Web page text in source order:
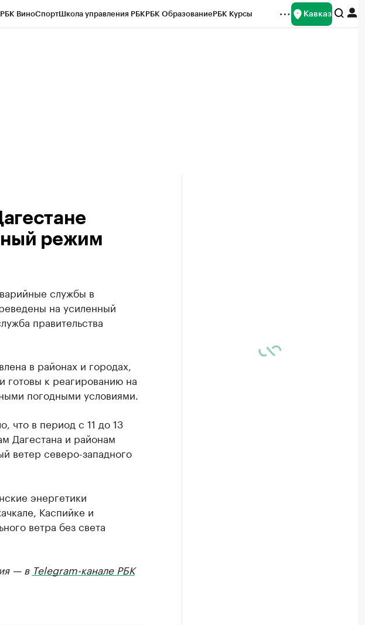
РБК ВиноСпортШкола управления РБКРБК ОбразованиеРБК Курсы Кавказ
режим
службы в
на усиленный
правительства
в районах и городах,
готовы к реагированию на
погодными условиями.
что в период с 11 до 13
Дагестана и районам
ветер северо-западного
энергетики
Каспийке и
ветра без света
— в Telegram-канале РБК